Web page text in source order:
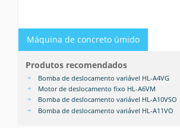
Máquina de concreto úmido
Produtos recomendados
Bomba de deslocamento variável HL-A4VG
Motor de deslocamento fixo HL-A6VM
Bomba de deslocamento variável HL-A10VSO
Bomba de deslocamento variável HL-A11VO